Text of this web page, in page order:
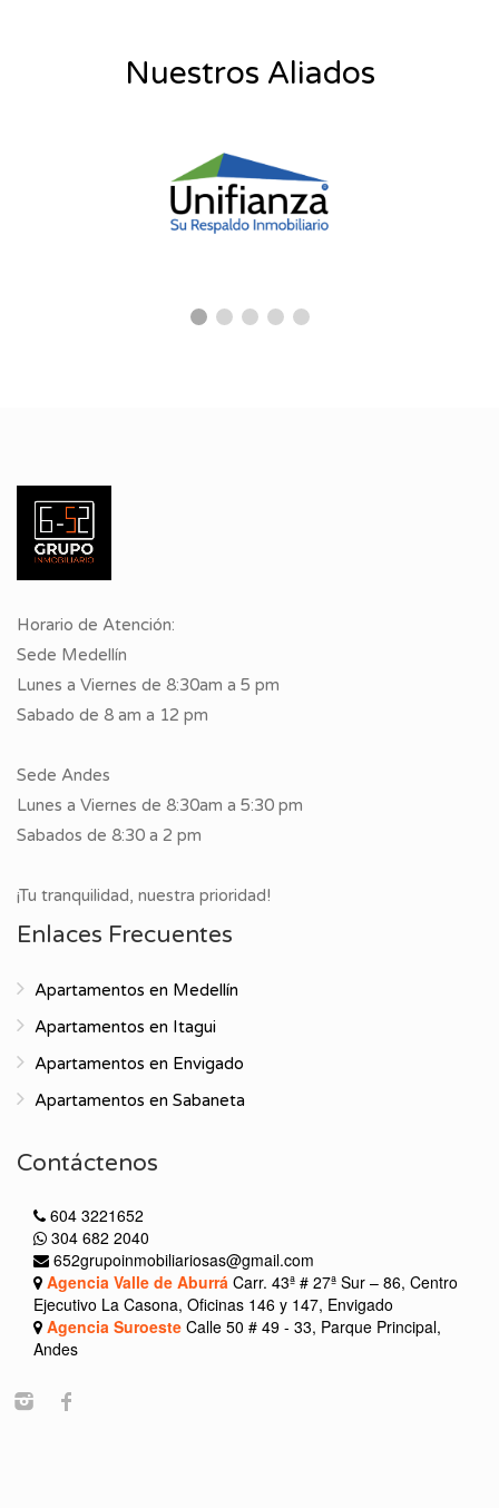
Nuestros Aliados
Horario de Atención:
Sede Medellín
Lunes a Viernes de 8:30am a 5 pm
Sabado de 8 am a 12 pm
Sede Andes
Lunes a Viernes de 8:30am a 5:30 pm
Sabados de 8:30 a 2 pm
¡Tu tranquilidad, nuestra prioridad!
Enlaces Frecuentes
Apartamentos en Medellín
Apartamentos en Itagui
Apartamentos en Envigado
Apartamentos en Sabaneta
Contáctenos
604 3221652
304 682 2040
652grupoinmobiliariosas@gmail.com
Agencia Valle de Aburrá Carr. 43ª # 27ª Sur – 86, Centro
Ejecutivo La Casona, Oficinas 146 y 147, Envigado
Agencia Suroeste Calle 50 # 49 - 33, Parque Principal,
Andes